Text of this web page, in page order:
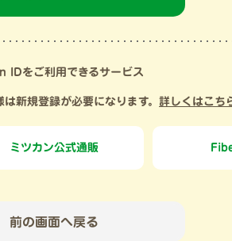
IDをご利用できるサービス
新規登録が必要になります。 詳しくはこち
ミツカン公式通販
前の画面へ戻る